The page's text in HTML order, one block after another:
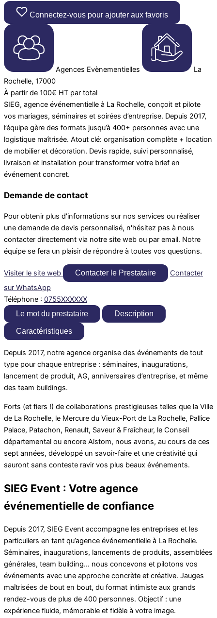
Connectez-vous pour ajouter aux favoris
Agences Evènementielles
La
Rochelle, 17000
À partir de 100€ HT par total
SIEG, agence événementielle à La Rochelle, conçoit et pilote
vos mariages, séminaires et soirées d’entreprise. Depuis 2017,
l’équipe gère des formats jusqu’à 400+ personnes avec une
logistique maîtrisée. Atout clé: organisation complète + location
de mobilier et décoration. Devis rapide, suivi personnalisé,
livraison et installation pour transformer votre brief en
événement concret.
Demande de contact
Pour obtenir plus d'informations sur nos services ou réaliser
une demande de devis personnalisé, n'hésitez pas à nous
contacter directement via notre site web ou par email. Notre
équipe se fera un plaisir de répondre à toutes vos questions.
Visiter le site web Contacter le Prestataire
Contacter
sur WhatsApp
Téléphone : 0755XXXXXX
Le mot du prestataire Description
Caractéristiques
Depuis 2017, notre agence organise des événements de tout
type pour chaque entreprise : séminaires, inaugurations,
lancement de produit, AG, anniversaires d’entreprise, et même
des team buildings.
Forts (et fiers !) de collaborations prestigieuses telles que la Ville
de La Rochelle, le Mercure du Vieux-Port de La Rochelle, Pallice
Palace, Patachon, Renault, Saveur & Fraîcheur, le Conseil
départemental ou encore Alstom, nous avons, au cours de ces
sept années, développé un savoir-faire et une créativité qui
sauront sans conteste ravir vos plus beaux événements.
SIEG Event : Votre agence
événementielle de confiance
Depuis 2017, SIEG Event accompagne les entreprises et les
particuliers en tant qu’agence événementielle à La Rochelle.
Séminaires, inaugurations, lancements de produits, assemblées
générales, team building… nous concevons et pilotons vos
événements avec une approche concrète et créative. Jauges
maîtrisées de bout en bout, du format intimiste aux grands
rendez-vous de plus de 400 personnes. Objectif : une
expérience fluide, mémorable et fidèle à votre image.